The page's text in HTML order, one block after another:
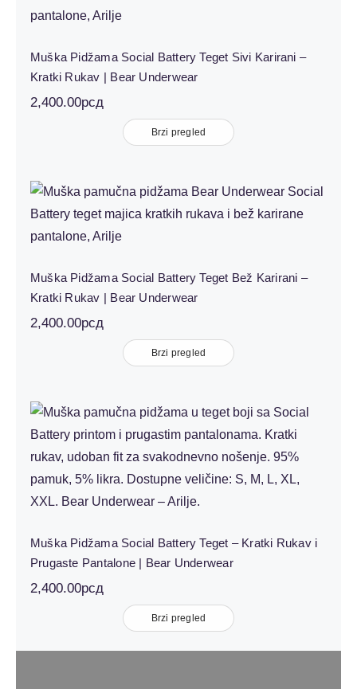
Muška Pidžama Social Battery Teget Sivi Karirani –
Kratki Rukav | Bear Underwear
2,400.00рсд
Brzi pregled
Muška Pidžama Social Battery Teget
Bež Karirani – Kratki Rukav | Bear
Muška Pidžama Social Battery Teget Bež Karirani –
Kratki Rukav | Bear Underwear
2,400.00рсд
Brzi pregled
Muška Pidžama Social Battery Teget –
Kratki Rukav i Prugaste Pantalone |
Bear Underwear
Muška Pidžama Social Battery Teget – Kratki Rukav i
Prugaste Pantalone | Bear Underwear
2,400.00рсд
Brzi pregled